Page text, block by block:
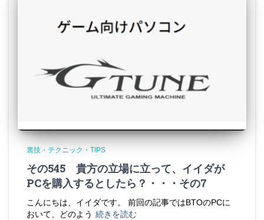
裏技・テクニック・TIPS
その545 貴方の立場に立って、イイダが
PCを購入するとしたら？・・・その7
こんにちは、イイダです。 前回の記事ではBTOのPCに
おいて、どのよう 続きを読む